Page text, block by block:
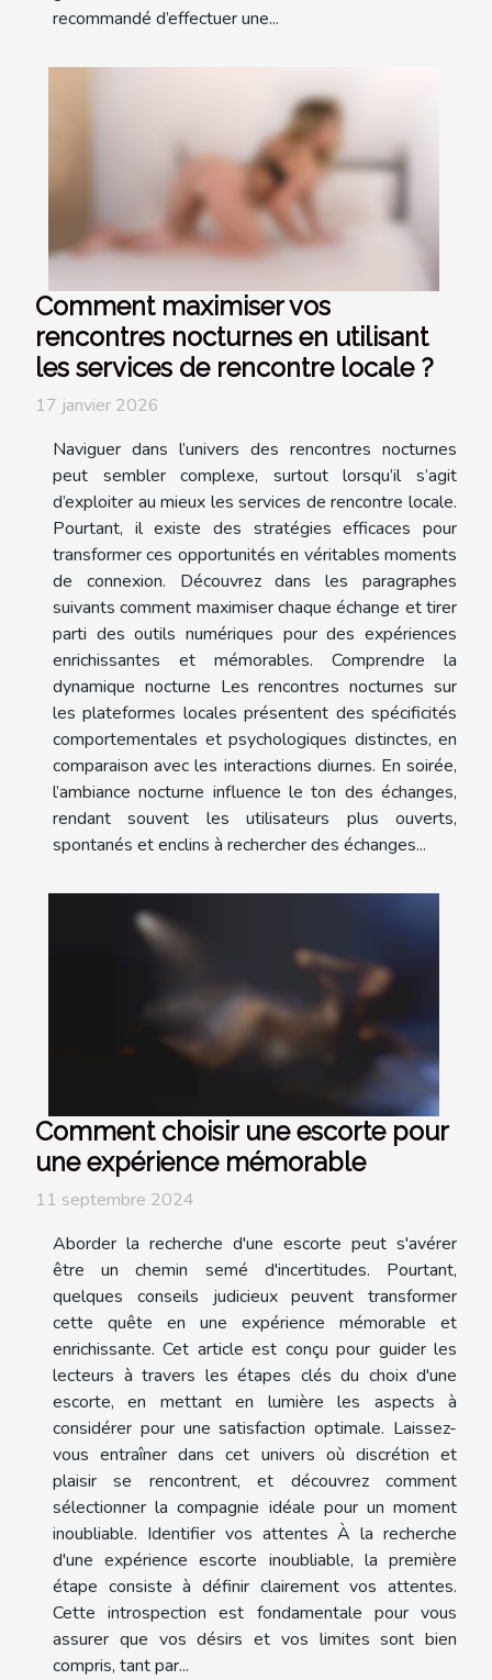
recommandé d’effectuer une...
Comment maximiser vos
rencontres nocturnes en utilisant
les services de rencontre locale ?
17 janvier 2026
Naviguer dans l’univers des rencontres nocturnes
peut sembler complexe, surtout lorsqu’il s’agit
d’exploiter au mieux les services de rencontre locale.
Pourtant, il existe des stratégies efficaces pour
transformer ces opportunités en véritables moments
de connexion. Découvrez dans les paragraphes
suivants comment maximiser chaque échange et tirer
parti des outils numériques pour des expériences
enrichissantes et mémorables. Comprendre la
dynamique nocturne Les rencontres nocturnes sur
les plateformes locales présentent des spécificités
comportementales et psychologiques distinctes, en
comparaison avec les interactions diurnes. En soirée,
l’ambiance nocturne influence le ton des échanges,
rendant souvent les utilisateurs plus ouverts,
spontanés et enclins à rechercher des échanges...
Comment choisir une escorte pour
une expérience mémorable
11 septembre 2024
Aborder la recherche d'une escorte peut s'avérer
être un chemin semé d'incertitudes. Pourtant,
quelques conseils judicieux peuvent transformer
cette quête en une expérience mémorable et
enrichissante. Cet article est conçu pour guider les
lecteurs à travers les étapes clés du choix d'une
escorte, en mettant en lumière les aspects à
considérer pour une satisfaction optimale. Laissez-
vous entraîner dans cet univers où discrétion et
plaisir se rencontrent, et découvrez comment
sélectionner la compagnie idéale pour un moment
inoubliable. Identifier vos attentes À la recherche
d'une expérience escorte inoubliable, la première
étape consiste à définir clairement vos attentes.
Cette introspection est fondamentale pour vous
assurer que vos désirs et vos limites sont bien
compris, tant par...